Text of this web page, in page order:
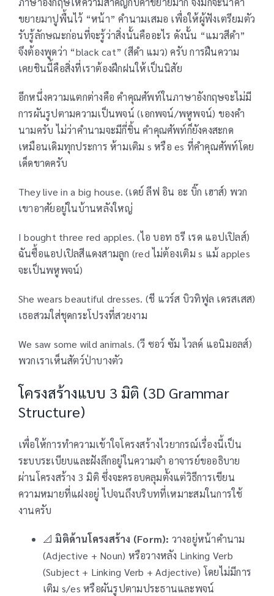
ขยายมาปูพื้นไว้ “หน้า” คำนามเสมอ เพื่อให้ผู้ฟังเตรียมตัว
รับรู้ลักษณะก่อนที่จะรู้ว่าสิ่งนั้นคืออะไร ดังนั้น “แมวสีดำ”
จึงต้องพูดว่า “black cat” (สีดำ แมว) ครับ การฝืนความ
เคยชินนี้คือสิ่งที่เราต้องฝึกฝนให้เป็นนิสัย
อีกหนึ่งความแตกต่างคือ คำคุณศัพท์ในภาษาอังกฤษจะไม่มี
การผันรูปตามความเป็นพจน์ (เอกพจน์/พหูพจน์) ของคำ
นามครับ ไม่ว่าคำนามจะมีกี่ชิ้น คำคุณศัพท์ก็ยังคงสะกด
เหมือนเดิมทุกประการ ห้ามเติม s หรือ es ที่คำคุณศัพท์โดย
เด็ดขาดครับ
They live in a big house. (เดย์ ลีฟ อิน อะ บิ๊ก เฮาส์) พวก
เขาอาศัยอยู่ในบ้านหลังใหญ่
I bought three red apples. (ไอ บอท ธรี เรด แอปเปิลส์)
ฉันซื้อแอปเปิลสีแดงสามลูก (red ไม่ต้องเติม s แม้ apples
จะเป็นพหูพจน์)
She wears beautiful dresses. (ชี แวร์ส บิวทิฟูล เดรสเสส)
เธอสวมใส่ชุดกระโปรงที่สวยงาม
We saw some wild animals. (วี ซอว์ ซัม ไวลด์ แอนิมอลส์)
พวกเราเห็นสัตว์ป่าบางตัว
โครงสร้างแบบ 3 มิติ (3D Grammar
Structure)
เพื่อให้การทำความเข้าใจโครงสร้างไวยากรณ์เรื่องนี้เป็น
ระบบระเบียบและฝังลึกอยู่ในความจำ อาจารย์ขออธิบาย
ผ่านโครงสร้าง 3 มิติ ซึ่งจะครอบคลุมตั้งแต่วิธีการเขียน
ความหมายที่แฝงอยู่ ไปจนถึงบริบทที่เหมาะสมในการใช้
งานครับ
📐 มิติด้านโครงสร้าง (Form): วางอยู่หน้าคำนาม
(Adjective + Noun) หรือวางหลัง Linking Verb
(Subject + Linking Verb + Adjective) โดยไม่มีการ
เติม s/es หรือผันรูปตามประธานและพจน์